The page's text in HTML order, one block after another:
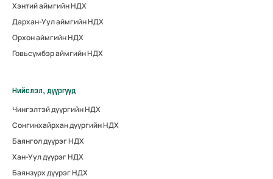
Хэнтий аймгийн НДХ
Дархан-Уул аймгийн НДХ
Орхон аймгийн НДХ
Говьсүмбэр аймгийн НДХ
Нийслэл, дүүргүүд
Чингэлтэй дүүргийн НДХ
Сонгинхайрхан дүүргийн НДХ
Баянгол дүүрэг НДХ
Хан-Уул дүүрэг НДХ
Баянзүрх дүүрэг НДХ